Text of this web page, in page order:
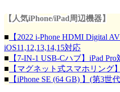
【人気iPhone/iPad周辺機器】
■ 【2022 i-Phone HDMI Digital
iOS11,12,13,14,15対応
■ 【7-IN-1 USB-Cハブ】iPad Pro
■ 【マグネット式スマホリング
■ 【iPhone SE (64 GB) 】(第3世